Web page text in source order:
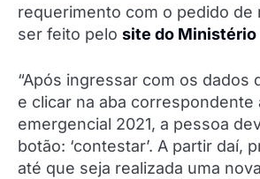
requerimento com o pedido de
ser feito pelo site do Ministério
“Após ingressar com os dados
e clicar na aba correspondente
emergencial 2021, a pessoa
botão: ‘contestar’. A partir daí,
até que seja realizada uma